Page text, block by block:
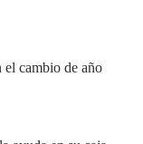
el cambio de año